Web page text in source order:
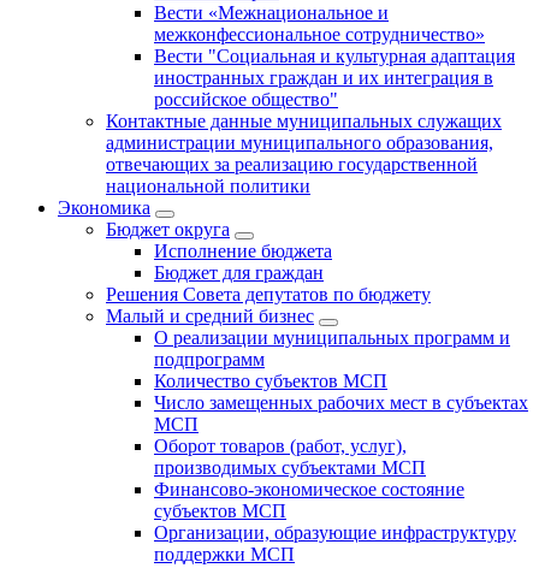
Вести «Межнациональное и
межконфессиональное сотрудничество»
Вести "Социальная и культурная адаптация
иностранных граждан и их интеграция в
российское общество"
Контактные данные муниципальных служащих
администрации муниципального образования,
отвечающих за реализацию государственной
национальной политики
Экономика
Бюджет округa
Исполнение бюджета
Бюджет для граждан
Решения Совета депутатов по бюджету
Малый и средний бизнес
О реализации муниципальных программ и
подпрограмм
Количество субъектов МСП
Число замещенных рабочих мест в субъектах
МСП
Оборот товаров (работ, услуг),
производимых субъектами МСП
Финансово-экономическое состояние
субъектов МСП
Организации, образующие инфраструктуру
поддержки МСП